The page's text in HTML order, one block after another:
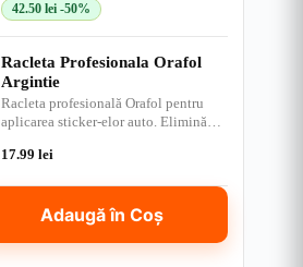
42.50lei -50%
Racleta Profesionala Orafol
Argintie
Racleta profesională Orafol pentru
aplicarea sticker-elor auto. Elimină
17.99lei
Adaugă în Coș